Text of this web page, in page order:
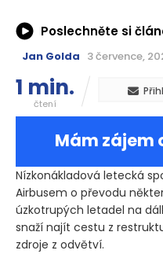
Poslechněte si
Jan Golda 3 července,
1 min.
čtení
Mám zájem
Nízkonákladová letecká
Airbusem o převodu
úzkotrupých letadel na
snaží najít cestu z
zdroje z odvětví.